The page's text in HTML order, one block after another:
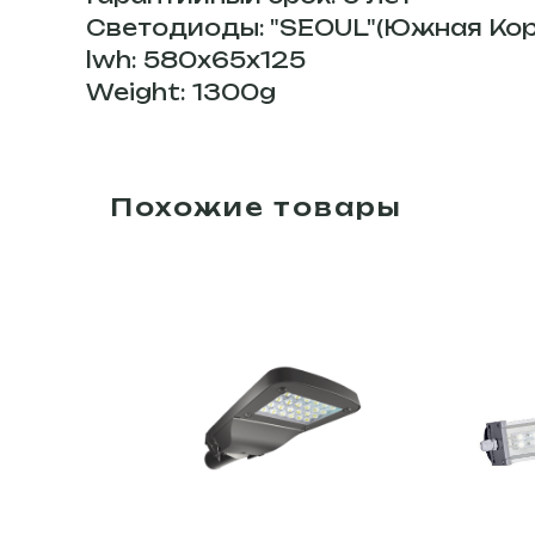
Светодиоды: "SEOUL"(Южная
lwh: 580x65x125
Weight: 1300g
Похожие товары